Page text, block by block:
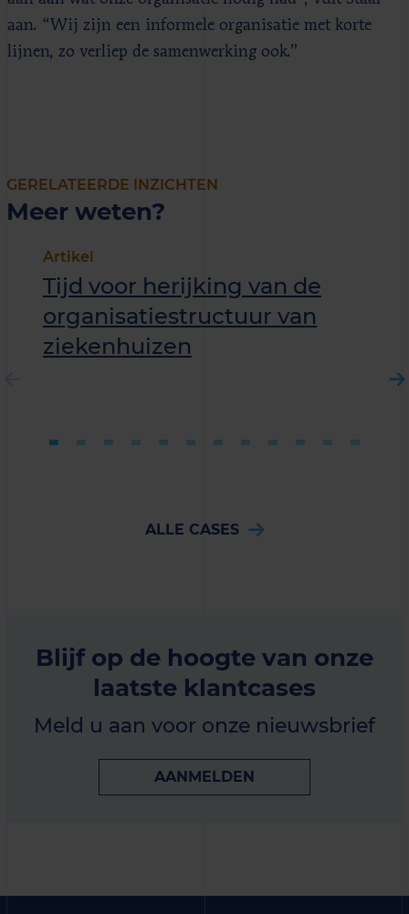
aan. “Wij zijn een informele organisatie met korte
lijnen, zo verliep de samenwerking ook.”
GERELATEERDE INZICHTEN
Meer weten?
Artikel
Tijd voor herijking van de
organisatiestructuur van
ziekenhuizen
ALLE CASES
Blijf op de hoogte van onze
laatste klantcases
Meld u aan voor onze nieuwsbrief
AANMELDEN